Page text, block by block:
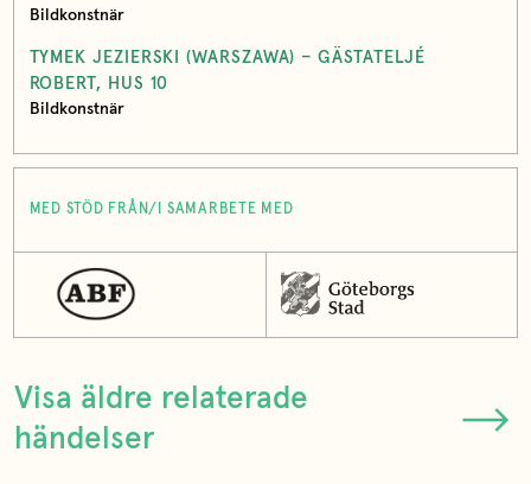
Bildkonstnär
TYMEK JEZIERSKI (WARSZAWA) – GÄSTATELJÉ
ROBERT, HUS 10
Bildkonstnär
MED STÖD FRÅN/I SAMARBETE MED
Visa äldre relaterade
händelser